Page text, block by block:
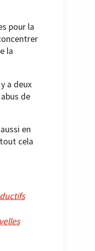
pour la
la
a deux
de
en
cela